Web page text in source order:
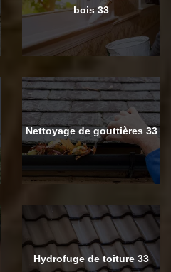
bois 33
Nettoyage de gouttières 33
Hydrofuge de toiture 33